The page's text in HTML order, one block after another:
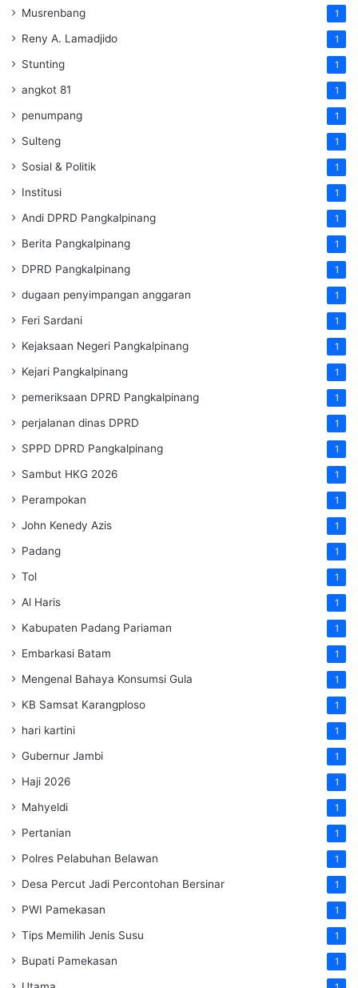
Musrenbang 1
Reny A. Lamadjido 1
Stunting 1
angkot 81 1
penumpang 1
Sulteng 1
Sosial & Politik 1
Institusi 1
Andi DPRD Pangkalpinang 1
Berita Pangkalpinang 1
DPRD Pangkalpinang 1
dugaan penyimpangan anggaran 1
Feri Sardani 1
Kejaksaan Negeri Pangkalpinang 1
Kejari Pangkalpinang 1
pemeriksaan DPRD Pangkalpinang 1
perjalanan dinas DPRD 1
SPPD DPRD Pangkalpinang 1
Sambut HKG 2026 1
Perampokan 1
John Kenedy Azis 1
Padang 1
Tol 1
Al Haris 1
Kabupaten Padang Pariaman 1
Embarkasi Batam 1
Mengenal Bahaya Konsumsi Gula 1
KB Samsat Karangploso 1
hari kartini 1
Gubernur Jambi 1
Haji 2026 1
Mahyeldi 1
Pertanian 1
Polres Pelabuhan Belawan 1
Desa Percut Jadi Percontohan Bersinar 1
PWI Pamekasan 1
Tips Memilih Jenis Susu 1
Bupati Pamekasan 1